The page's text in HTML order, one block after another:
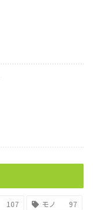
107 モノ
97